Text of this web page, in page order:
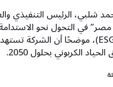
شلبي، الرئيس التنفيذي
في التحول نحو